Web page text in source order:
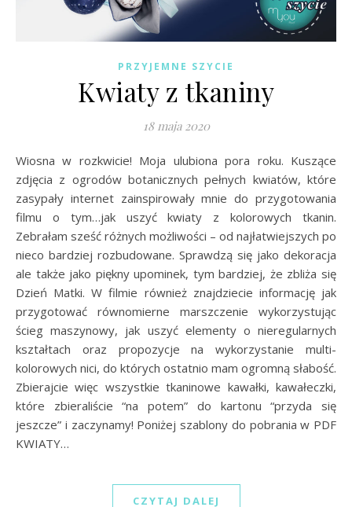
PRZYJEMNE SZYCIE
Kwiaty z tkaniny
18 maja 2020
Wiosna w rozkwicie! Moja ulubiona pora roku. Kuszące
zdjęcia z ogrodów botanicznych pełnych kwiatów, które
zasypały internet zainspirowały mnie do przygotowania
filmu o tym…jak uszyć kwiaty z kolorowych tkanin.
Zebrałam sześć różnych możliwości – od najłatwiejszych po
nieco bardziej rozbudowane. Sprawdzą się jako dekoracja
ale także jako piękny upominek, tym bardziej, że zbliża się
Dzień Matki. W filmie również znajdziecie informację jak
przygotować równomierne marszczenie wykorzystując
ścieg maszynowy, jak uszyć elementy o nieregularnych
kształtach oraz propozycje na wykorzystanie multi-
kolorowych nici, do których ostatnio mam ogromną słabość.
Zbierajcie więc wszystkie tkaninowe kawałki, kawałeczki,
które zbieraliście “na potem” do kartonu “przyda się
jeszcze” i zaczynamy! Poniżej szablony do pobrania w PDF
KWIATY…
CZYTAJ DALEJ